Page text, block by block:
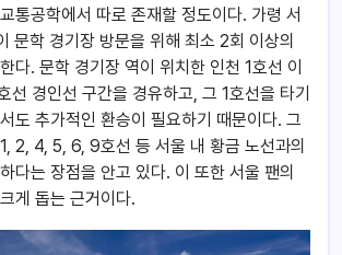
통공학에서 따로 존재할 정도이다. 가령 서
문학 경기장 방문을 위해 최소 2회 이상의
다. 문학 경기장 역이 위치한 인천 1호선 이
선 경인선 구간을 경유하고, 그 1호선을 타기
도 추가적인 환승이 필요하기 때문이다. 그
2, 4, 5, 6, 9호선 등 서울 내 황금 노선과의
다는 장점을 안고 있다. 이 또한 서울 팬의
게 돕는 근거이다.